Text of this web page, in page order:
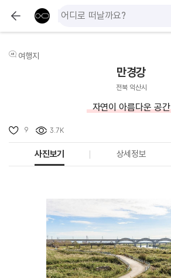
여행지
만경강
전북 익산시
자연이 아름다운 공간
9 3.7K
사진보기 상세정보